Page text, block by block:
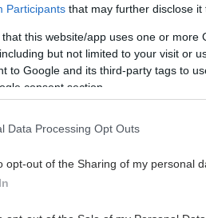
Participants that may further disclose
that this website/app uses one or
but not limited to your visit or
to Google and its third-party tags to
consent section.
Data Processing Opt Outs
opt-out of the Sharing of my personal